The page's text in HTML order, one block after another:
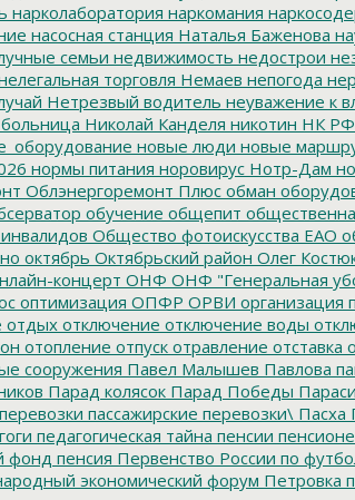
нарколаборатория наркомания
насосная станция Наталья Баженова
семьи недвижимость недострои
торговля Немаев непогода
Нетрезвый водитель неуважение к
Николай Канделя никотин НК РФ
новые люди новые
нормы питания норовирус Нотр-Дам
Облэнергоремонт Плюс обман
обучение общепит
Общество фотоискусства ЕАО
октябрь Октябрьский район Олег
концерт ОНФ ОНФ "Генеральная
оптимизация ОПФР ОРВИ организация
отдых отключение отключение воды
отопление отпуск отравление отставка
сооружения Павел Малышев Павлова
Парад колясок Парад Победы
пассажирские перевозки\ Пасха
педагогическая тайна пенсии
фонд пенсия Первенство России по
экономический форум Петровка